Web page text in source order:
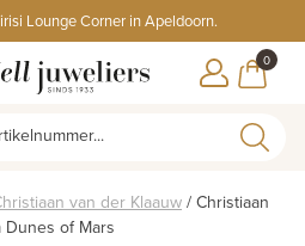
Lounge Corner in Apeldoorn.
0
van der Klaauw / Christiaan
Dunes of Mars